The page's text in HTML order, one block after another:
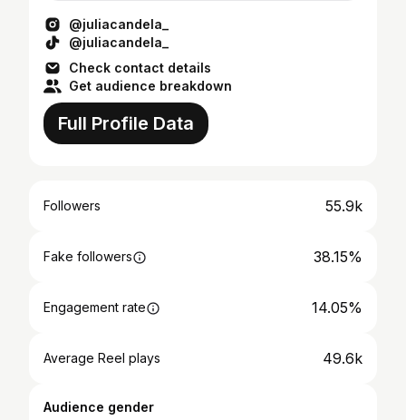
@juliacandela_
@juliacandela_
Check contact details
Get audience breakdown
Full Profile Data
Followers 55.9k
Fake followers 38.15%
Engagement rate 14.05%
Average Reel plays 49.6k
Audience gender